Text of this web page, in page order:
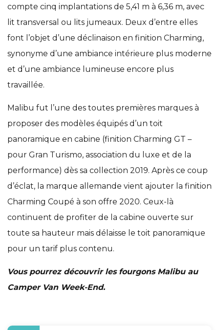
compte cinq implantations de 5,41 m à 6,36 m, avec
lit transversal ou lits jumeaux. Deux d’entre elles
font l’objet d’une déclinaison en finition Charming,
synonyme d’une ambiance intérieure plus moderne
et d’une ambiance lumineuse encore plus
travaillée.
Malibu fut l’une des toutes premières marques à
proposer des modèles équipés d’un toit
panoramique en cabine (finition Charming GT –
pour Gran Turismo, association du luxe et de la
performance) dès sa collection 2019. Après ce coup
d’éclat, la marque allemande vient ajouter la finition
Charming Coupé à son offre 2020. Ceux-là
continuent de profiter de la cabine ouverte sur
toute sa hauteur mais délaisse le toit panoramique
pour un tarif plus contenu.
Vous pourrez découvrir les fourgons Malibu au
Camper Van Week-End.